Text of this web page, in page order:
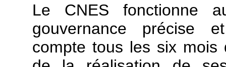
Le CNES fonctionne
gouvernance précise
compte tous les six mois